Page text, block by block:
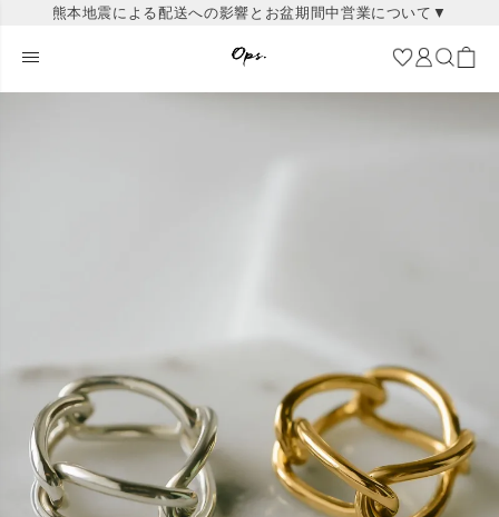
熊本地震による配送への影響とお盆期間中営業について▼